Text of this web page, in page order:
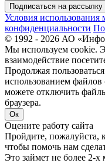
Подписаться на рассылку
Условия использования
конфиденциальности
© 1992 - 2026 АО
Мы используем cookie.
взаимодействие
Продолжая
использованием
можете отключить
браузера.
Ок
Оцените работу сайта
Пройдите, пожалуйста,
чтобы помочь нам
Это займет не более 2-х